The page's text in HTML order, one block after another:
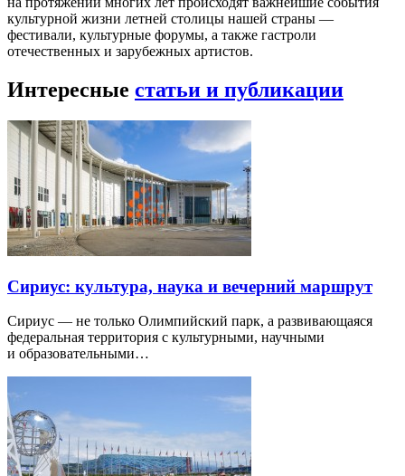
культурной жизни летней столицы нашей страны —
фестивали, культурные форумы, а также гастроли
отечественных и зарубежных артистов.
Интересные статьи и публикации
Сириус: культура, наука и вечерний маршрут
Сириус — не только Олимпийский парк, а развивающаяся
федеральная территория с культурными, научными
и образовательными…